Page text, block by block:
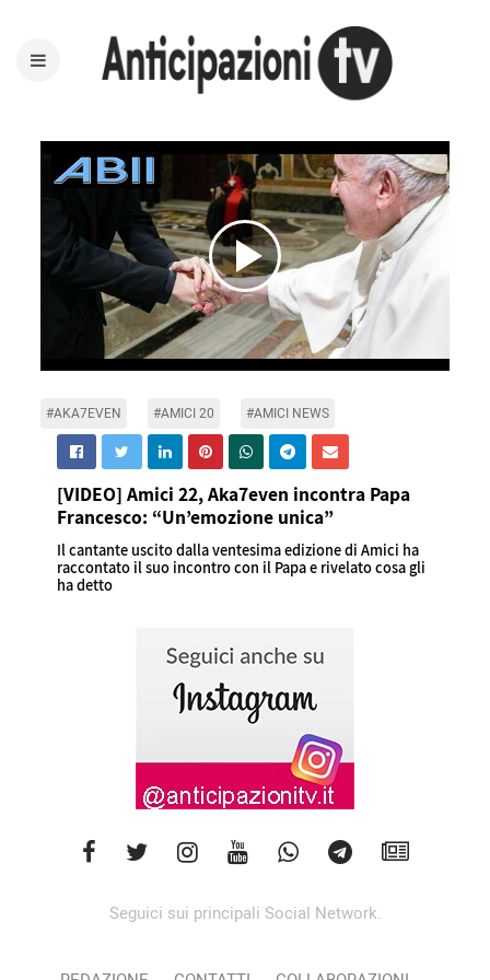
Play
Video
#AKA7EVEN #AMICI 20 #AMICI NEWS
[VIDEO] Amici 22, Aka7even incontra Papa
Francesco: “Un’emozione unica”
Il cantante uscito dalla ventesima edizione di Amici ha
raccontato il suo incontro con il Papa e rivelato cosa gli
ha detto
Seguici sui principali Social Network.